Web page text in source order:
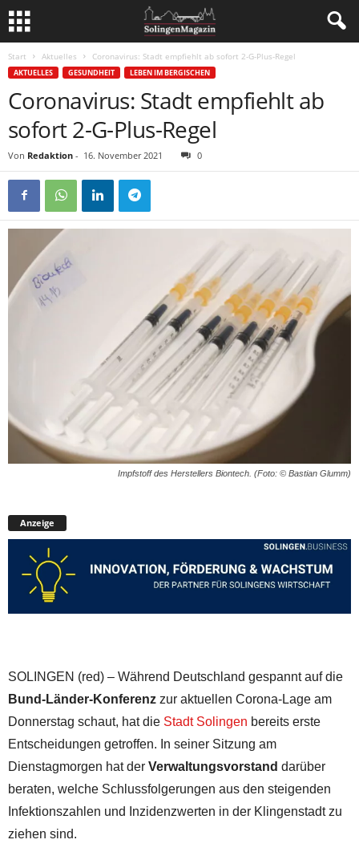
Start Aktuelles Coronavirus: Stadt empfiehlt ab sofort 2-G-Plus-Regel
AKTUELLES GESUNDHEIT LEBEN IM BERGISCHEN
Coronavirus: Stadt empfiehlt ab
sofort 2-G-Plus-Regel
Von Redaktion - 16. November 2021 0
Impfstoff des Herstellers Biontech. (Foto: © Bastian Glumm)
Anzeige
SOLINGEN (red) – Während Deutschland gespannt auf die
Bund-Länder-Konferenz zur aktuellen Corona-Lage am
Donnerstag schaut, hat die Stadt Solingen bereits erste
Entscheidungen getroffen. In seiner Sitzung am
Dienstagmorgen hat der Verwaltungsvorstand darüber
beraten, welche Schlussfolgerungen aus den steigenden
Infektionszahlen und Inzidenzwerten in der Klingenstadt zu
ziehen sind.